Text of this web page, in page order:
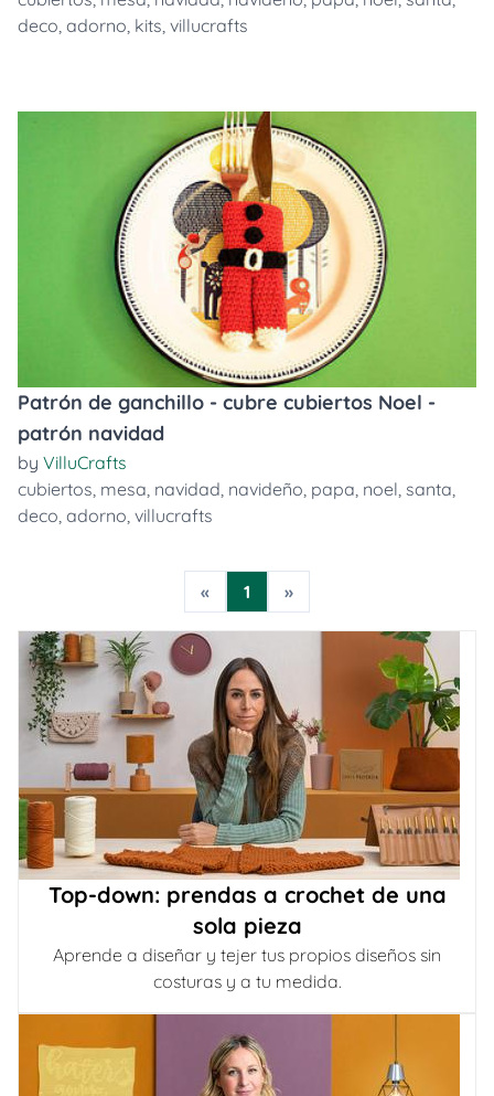
deco, adorno, kits, villucrafts
Patrón de ganchillo - cubre cubiertos Noel -
patrón navidad
by VilluCrafts
cubiertos, mesa, navidad, navideño, papa, noel, santa,
deco, adorno, villucrafts
« 1 »
Top-down: prendas a crochet de una
sola pieza
Aprende a diseñar y tejer tus propios diseños sin
costuras y a tu medida.